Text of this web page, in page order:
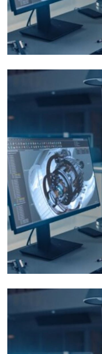
Supplier
Filed Engineer
OFFRES D'EMPLOI
Supplier
OFFRES D'EMPLOI